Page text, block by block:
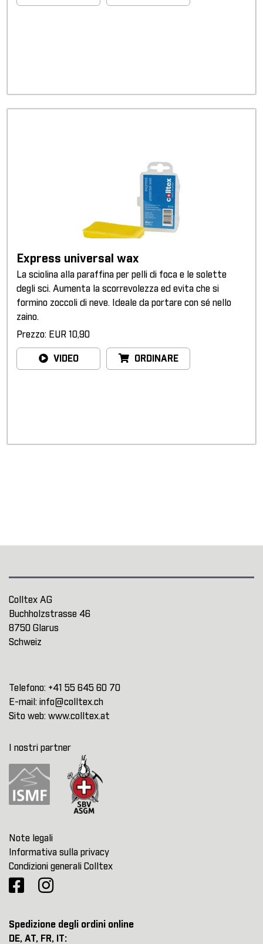
Express universal wax
La sciolina alla paraffina per pelli di foca e le solette
degli sci. Aumenta la scorrevolezza ed evita che si
formino zoccoli di neve. Ideale da portare con sé nello
zaino.
Prezzo: EUR 10,90
VIDEO ORDINARE
Colltex AG
Buchholzstrasse 46
8750 Glarus
Schweiz
Telefono: +41 55 645 60 70
E-mail: info@colltex.ch
Sito web: www.colltex.at
I nostri partner
Note legali
Informativa sulla privacy
Condizioni generali Colltex
Spedizione degli ordini online
DE, AT, FR, IT: